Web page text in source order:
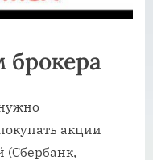
акции
(Сбербанк,